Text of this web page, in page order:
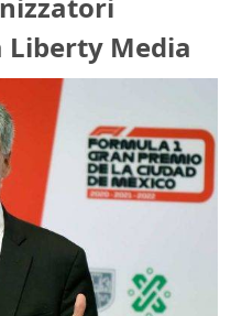
Media